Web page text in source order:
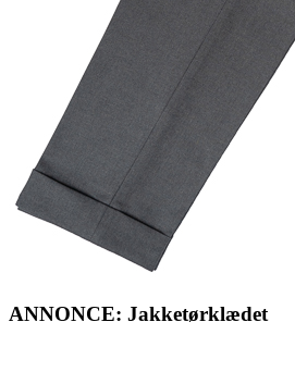
ANNONCE: Jakketørklædet